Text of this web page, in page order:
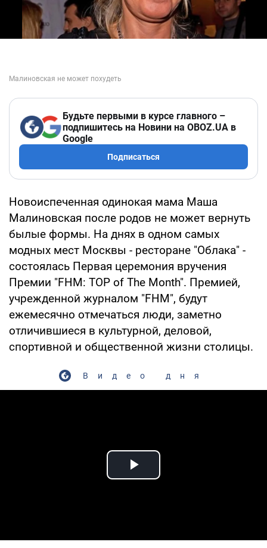
Будьте первыми в курсе главного –
подпишитесь на Новини на OBOZ.UA в
Google
Подписаться
Новоиспеченная одинокая мама Маша
Малиновская после родов не может вернуть
былые формы. На днях в одном самых
модных мест Москвы - ресторане "Облака" -
состоялась Первая церемония вручения
Премии "FHM: TOP of The Month". Премией,
учрежденной журналом "FHM", будут
ежемесячно отмечаться люди, заметно
отличившиеся в культурной, деловой,
спортивной и общественной жизни столицы.
Видео дня
Play Video